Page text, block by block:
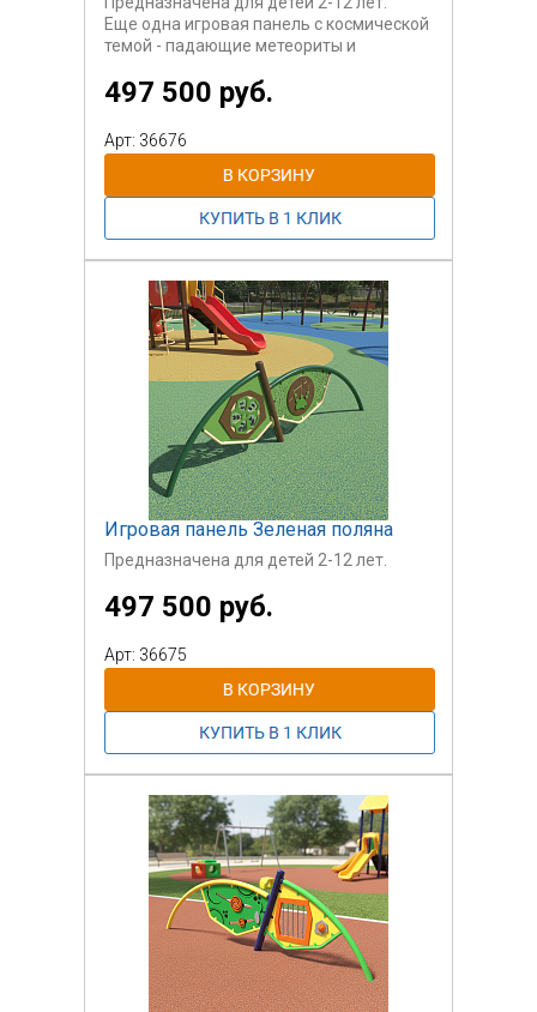
Еще одна игровая панель с космической
темой - падающие метеориты и
вертикальные шпильки с резьбой и
падающими шайбами. Панель
способствует развитию мелкой
моторики, а также дает начальные
знания о механических процессах и
просто играть.
497 500 руб.
Арт: 36676
Игровая панель Зеленая поляна
Предназначена для детей 2-12 лет.
497 500 руб.
Арт: 36675